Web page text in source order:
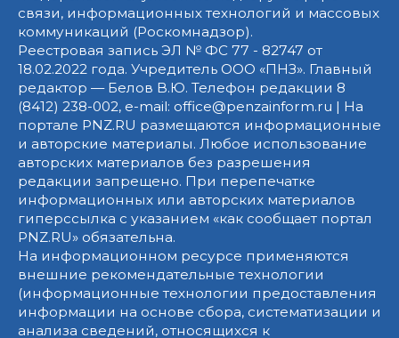
связи, информационных технологий и массовых
коммуникаций (Роскомнадзор).
Реестровая запись ЭЛ № ФС 77 - 82747 от
18.02.2022 года. Учредитель ООО «ПНЗ». Главный
редактор — Белов В.Ю. Телефон редакции 8
(8412) 238-002, e-mail: office@penzainform.ru | На
портале PNZ.RU размещаются информационные
и авторские материалы. Любое использование
авторских материалов без разрешения
редакции запрещено. При перепечатке
информационных или авторских материалов
гиперссылка с указанием «как сообщает портал
PNZ.RU» обязательна.
На информационном ресурсе применяются
внешние рекомендательные технологии
(информационные технологии предоставления
информации на основе сбора, систематизации и
анализа сведений, относящихся к